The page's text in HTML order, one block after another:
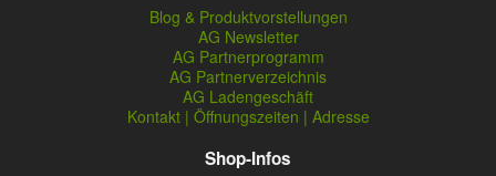
Blog & Produktvorstellungen
AG Newsletter
AG Partnerprogramm
AG Partnerverzeichnis
AG Ladengeschäft
Kontakt | Öffnungszeiten | Adresse
Shop-Infos